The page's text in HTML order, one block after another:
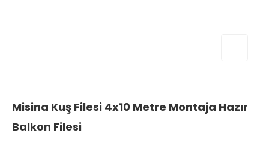
Misina Kuş Filesi 4x10 Metre Montaja Hazır
Balkon Filesi